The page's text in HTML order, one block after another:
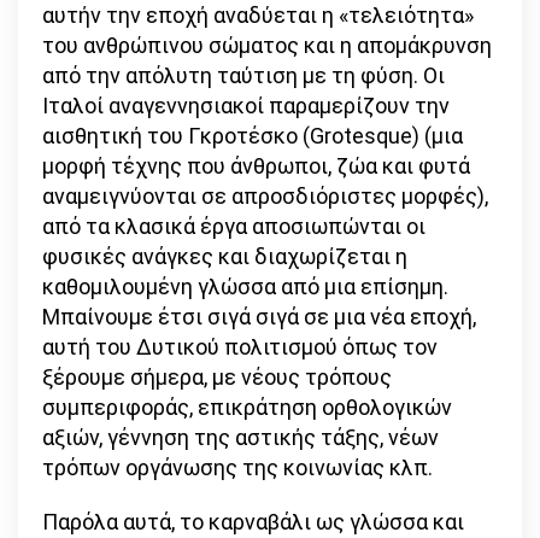
αυτήν την εποχή αναδύεται η «τελειότητα»
του ανθρώπινου σώματος και η απομάκρυνση
από την απόλυτη ταύτιση με τη φύση. Οι
Ιταλοί αναγεννησιακοί παραμερίζουν την
αισθητική του Γκροτέσκο (Grotesque) (μια
μορφή τέχνης που άνθρωποι, ζώα και φυτά
αναμειγνύονται σε απροσδιόριστες μορφές),
από τα κλασικά έργα αποσιωπώνται οι
φυσικές ανάγκες και διαχωρίζεται η
καθομιλουμένη γλώσσα από μια επίσημη.
Μπαίνουμε έτσι σιγά σιγά σε μια νέα εποχή,
αυτή του Δυτικού πολιτισμού όπως τον
ξέρουμε σήμερα, με νέους τρόπους
συμπεριφοράς, επικράτηση ορθολογικών
αξιών, γέννηση της αστικής τάξης, νέων
τρόπων οργάνωσης της κοινωνίας κλπ.
Παρόλα αυτά, το καρναβάλι ως γλώσσα και